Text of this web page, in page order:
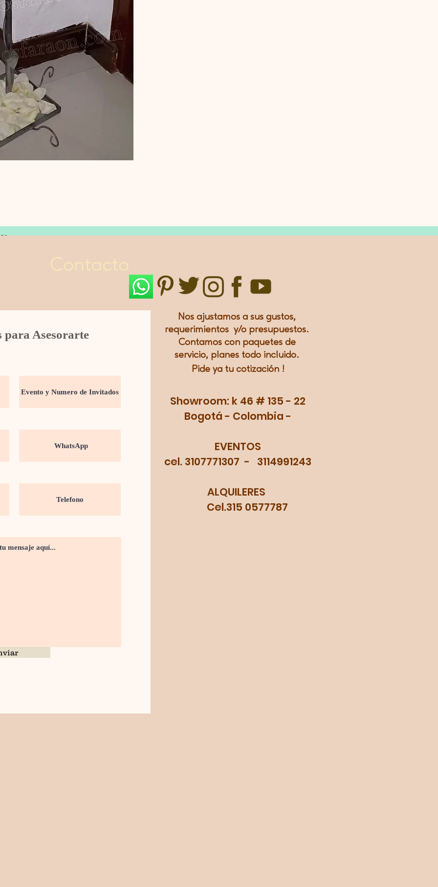
para Asesorarte
Nos ajustamos a sus gustos,
requerimientos y/o presupuestos.
Contamos con paquetes de
servicio, planes todo incluido.
Pide ya tu cotización !
Showroom: k 46 # 135 - 22
Bogotá - Colombia -
EVENTOS
cel. 3107771307 - 3114991243
ALQUILERES
Cel.315 0577787